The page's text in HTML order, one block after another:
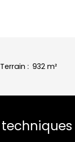
Terrain : 932 m²
techniques